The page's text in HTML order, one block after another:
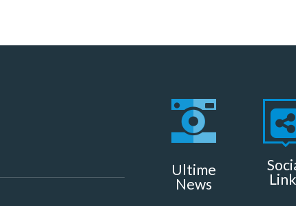
Ultime
News